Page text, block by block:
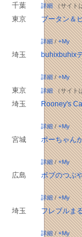
千葉 詳細（サイト
東京 ブータン＆
詳細/+My
埼玉 buhixbuhix
詳細/+My
東京 詳細（サイト
埼玉 Rooney's
詳細/+My
宮城 ポーちゃん
詳細/+My
広島 ボブのつぶ
詳細/+My
埼玉 フレブルま
詳細/+My